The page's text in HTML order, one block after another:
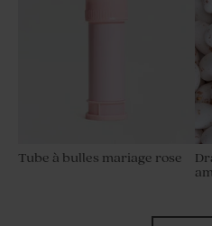
Tube à bulles mariage rose